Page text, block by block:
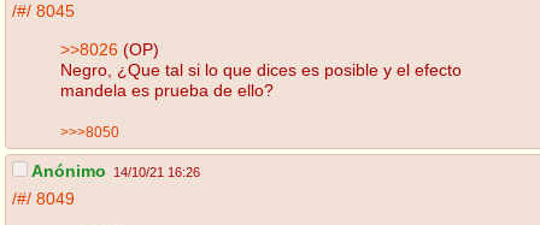
/#/ 8045
>>8026 (OP)
Negro, ¿Que tal si lo que dices es posible y el efecto
mandela es prueba de ello?
>>>8050
Anónimo 14/10/21 16:26
/#/ 8049